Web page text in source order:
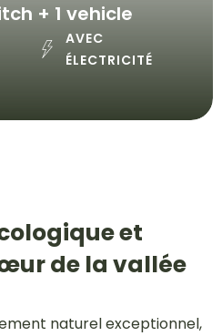
+ 1 vehicle
AVEC
ÉLECTRICITÉ
et
de la vallée
naturel exceptionnel,